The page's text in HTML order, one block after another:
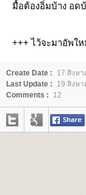
มื้อต้องอิ่มบ้าง อด
+++ ไว้จะมาอัพใ
Create Date :
17 สิงห
Last Update :
19 สิงห
Comments :
12